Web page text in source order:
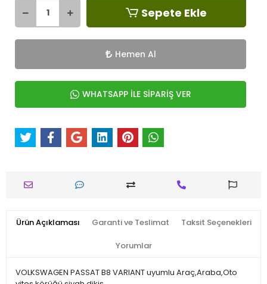
Sepete Ekle
Hemen Al
WHATSAPP İLE SİPARİŞ VER
Ürün Açıklaması Garanti ve Teslimat Taksit Seçenekleri
Yorumlar
VOLKSWAGEN PASSAT B8 VARIANT uyumlu Araç,Araba,Oto